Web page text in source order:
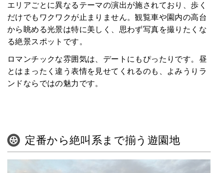
HOME
エリアごとに異なるテーマの演出が施されており、歩く
だけでもワクワクが止まりません。観覧車や園内の高台
から眺める光景は特に美しく、思わず写真を撮りたくな
る絶景スポットです。
ロマンチックな雰囲気は、デートにもぴったりです。昼
とはまったく違う表情を見せてくれるのも、よみうりラ
ンドならではの魅力です。
定番から絶叫系まで揃う遊園地